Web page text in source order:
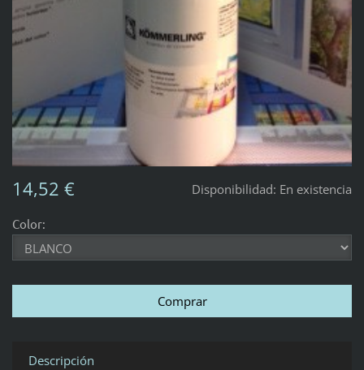
Disponibilidad: En existencia
14,52 €
Color:
Descripción